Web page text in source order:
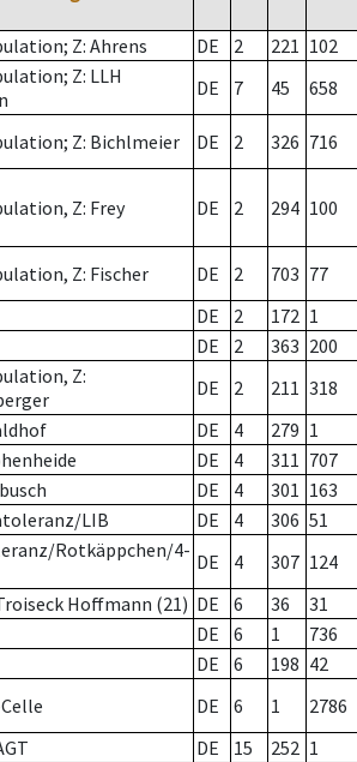
Z: Ahrens DE 2 221 102
Z: LLH
DE 7 45 658
Z: Bichlmeier DE 2 326 716
Z: Frey DE 2 294 100
Z: Fischer DE 2 703 77
DE 2 172 1
DE 2 363 200
Z:
DE 2 211 318
DE 4 279 1
DE 4 311 707
DE 4 301 163
LIB DE 4 306 51
Rotkäppchen/4- DE 4 307 124
Hoffmann (21) DE 6 36 31
DE 6 1 736
DE 6 198 42
DE 6 1 2786
DE 15 252 1